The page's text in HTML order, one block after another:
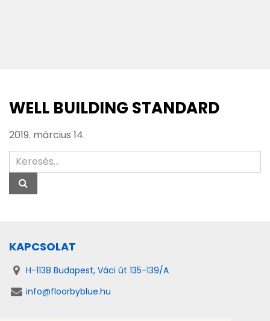
WELL BUILDING STANDARD
2019. március 14.
KAPCSOLAT
H-1138 Budapest, Váci út 135-139/A
info@floorbyblue.hu